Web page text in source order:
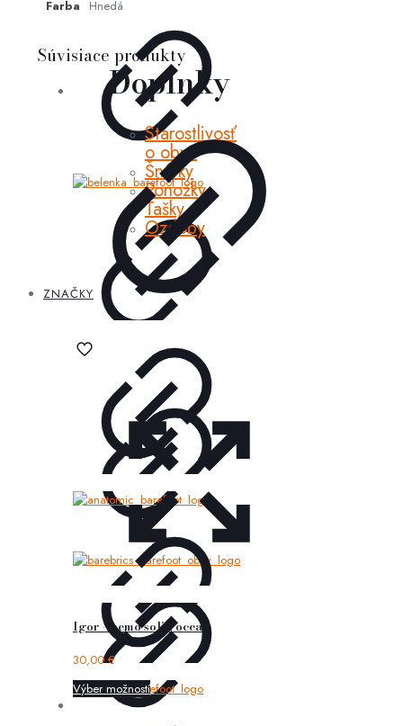
Doplnky
Starostlivosť
o obuv
Šnúrky
Ponožky
Tašky
Ozdoby
ZNAČKY
Farba Hnedá
Súvisiace produkty
Igor – nemo solid ocean
30,00€
Výber možností